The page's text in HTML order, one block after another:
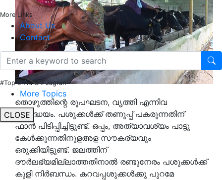
More Links
About Us
Contact
#Top on Krishi Jagran
More Topics
CLOSE
തൊഴുത്തിന്റെ രൂപഘടന, വൃത്തി എന്നിവ
ശ്രദ്ധേയം. പശുക്കള്‍ക്ക് തണുപ്പ് പകരുന്നതിന്
ഫാന്‍ പിടിപ്പിച്ചിട്ടുണ്ട്. ഒപ്പം, അത്യാവശ്യം പാട്ടു
കേള്‍ക്കുന്നതിനുളഅള സൗകര്യവും
ഒരുക്കിയിട്ടുണ്ട്. ജലത്തിന്
ദൗര്‍ലഭ്യമില്ലാത്തതിനാല്‍ രണ്ടുനേരം പശുക്കള്‍ക്ക്
കുളി നിര്‍ബന്ധം. കറവപ്പശുക്കള്‍ക്കു പുറമേ